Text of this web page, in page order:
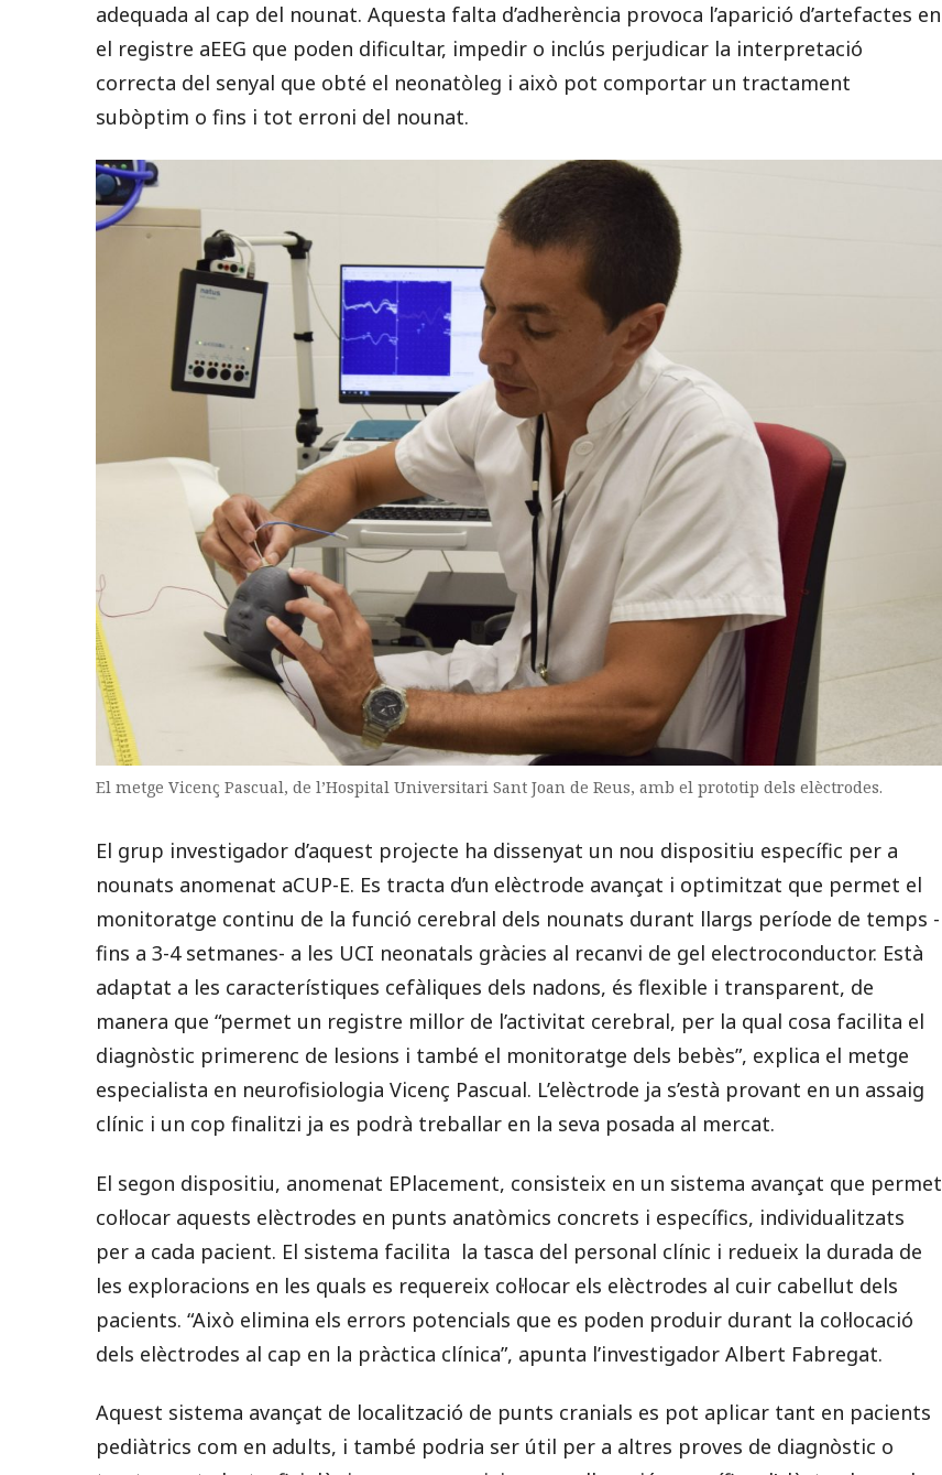
adequada al cap del nounat. Aquesta falta d’adherència provoca l’aparició d’artefactes en
el registre aEEG que poden dificultar, impedir o inclús perjudicar la interpretació
correcta del senyal que obté el neonatòleg i això pot comportar un tractament
subòptim o fins i tot erroni del nounat.
El metge Vicenç Pascual, de l’Hospital Universitari Sant Joan de Reus, amb el prototip dels elèctrodes.
El grup investigador d’aquest projecte ha dissenyat un nou dispositiu específic per a
nounats anomenat aCUP-E. Es tracta d’un elèctrode avançat i optimitzat que permet el
monitoratge continu de la funció cerebral dels nounats durant llargs període de temps -
fins a 3-4 setmanes- a les UCI neonatals gràcies al recanvi de gel electroconductor. Està
adaptat a les característiques cefàliques dels nadons, és flexible i transparent, de
manera que “permet un registre millor de l’activitat cerebral, per la qual cosa facilita el
diagnòstic primerenc de lesions i també el monitoratge dels bebès”, explica el metge
especialista en neurofisiologia Vicenç Pascual. L’elèctrode ja s’està provant en un assaig
clínic i un cop finalitzi ja es podrà treballar en la seva posada al mercat.
El segon dispositiu, anomenat EPlacement, consisteix en un sistema avançat que permet
col·locar aquests elèctrodes en punts anatòmics concrets i específics, individualitzats
per a cada pacient. El sistema facilita la tasca del personal clínic i redueix la durada de
les exploracions en les quals es requereix col·locar els elèctrodes al cuir cabellut dels
pacients. “Això elimina els errors potencials que es poden produir durant la col·locació
dels elèctrodes al cap en la pràctica clínica”, apunta l’investigador Albert Fabregat.
Aquest sistema avançat de localització de punts cranials es pot aplicar tant en pacients
pediàtrics com en adults, i també podria ser útil per a altres proves de diagnòstic o